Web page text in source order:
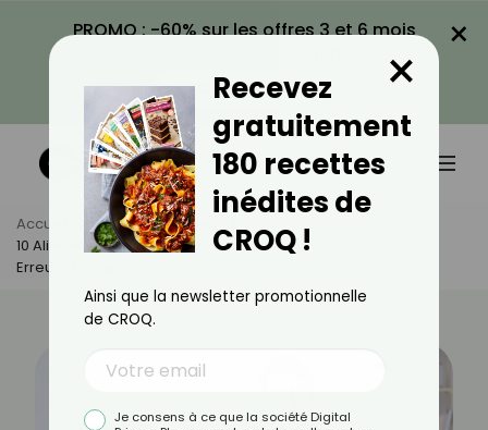
PROMO : -60% sur les offres 3 et 6 mois
VOIR LA PROMO
×
Accueil Actus
Minceur
10 Aliments Qui Vous Empêchent De Maigrir Du Ventre : Les
Erreurs À Éviter
Recevez
gratuitement
180 recettes
inédites de
CROQ !
×
Ainsi que la newsletter promotionnelle
de CROQ.
Je consens à ce que la société Digital